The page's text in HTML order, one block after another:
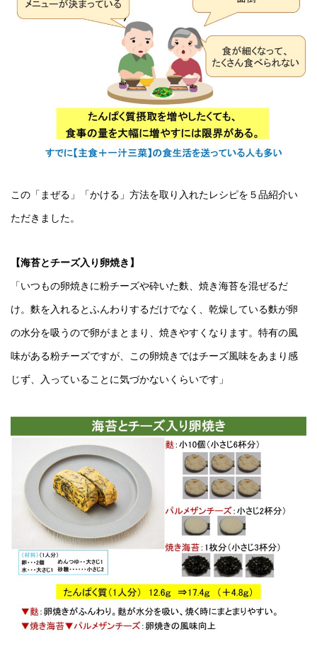
この「まぜる」「かける」方法を取り入れたレシピを５品紹介い
ただきました。
【海苔とチーズ入り卵焼き】
「いつもの卵焼きに粉チーズや砕いた麩、焼き海苔を混ぜるだ
け。麩を入れるとふんわりするだけでなく、乾燥している麩が卵
の水分を吸うので卵がまとまり、焼きやすくなります。特有の風
味がある粉チーズですが、この卵焼きではチーズ風味をあまり感
じず、入っていることに気づかないくらいです」